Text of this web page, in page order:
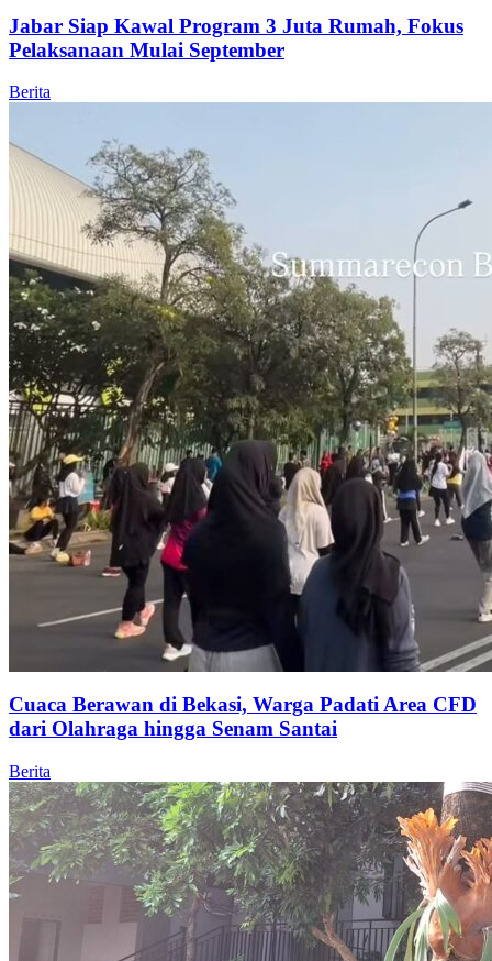
Jabar Siap Kawal Program 3 Juta Rumah, Fokus
Pelaksanaan Mulai September
Berita
Cuaca Berawan di Bekasi, Warga Padati Area CFD
dari Olahraga hingga Senam Santai
Berita